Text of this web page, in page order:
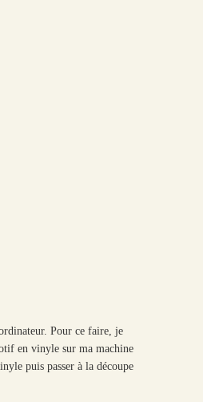
Pour ce faire, je
en vinyle sur ma machine
puis passer à la découpe